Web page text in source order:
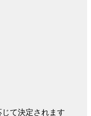
て決定されます